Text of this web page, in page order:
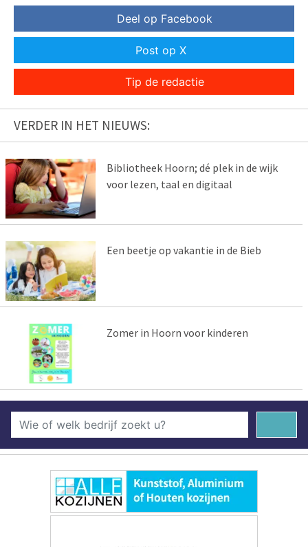
Deel op Facebook
Post op X
Tip de redactie
VERDER IN HET NIEUWS:
Bibliotheek Hoorn; dé plek in de wijk
voor lezen, taal en digitaal
Een beetje op vakantie in de Bieb
Zomer in Hoorn voor kinderen